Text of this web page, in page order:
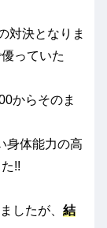
対決となりま
っていた
からそのま
身体能力の高
!!
したが、 結